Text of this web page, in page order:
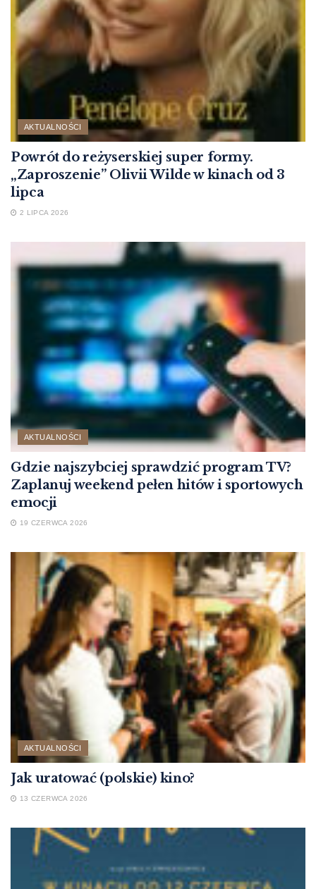
AKTUALNOŚCI
Powrót do reżyserskiej super formy.
„Zaproszenie” Olivii Wilde w kinach od 3
lipca
2 LIPCA 2026
AKTUALNOŚCI
Gdzie najszybciej sprawdzić program TV?
Zaplanuj weekend pełen hitów i sportowych
emocji
19 CZERWCA 2026
AKTUALNOŚCI
Jak uratować (polskie) kino?
13 CZERWCA 2026